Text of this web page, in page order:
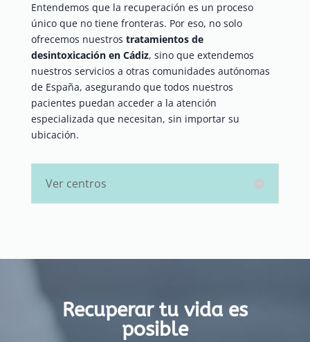
Entendemos que la recuperación es un proceso
único que no tiene fronteras. Por eso, no solo
ofrecemos nuestros tratamientos de
desintoxicación en Cádiz, sino que extendemos
nuestros servicios a otras comunidades autónomas
de España, asegurando que todos nuestros
pacientes puedan acceder a la atención
especializada que necesitan, sin importar su
ubicación.
Ver centros
Recuperar tu vida es
posible